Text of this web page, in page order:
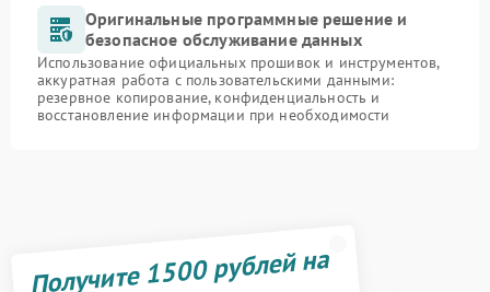
Оригинальные программные решение и
безопасное обслуживание данных
Использование официальных прошивок и инструментов,
аккуратная работа с пользовательскими данными:
резервное копирование, конфиденциальность и
восстановление информации при необходимости
Получите 1500 рублей на